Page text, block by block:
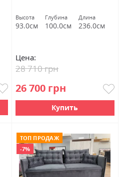
Высота
93.0см
Глубина
100.0см
Длина
236.0см
Цена:
26 700 грн
28 710 грн
Купить
ТОП ПРОДАЖ
-7%